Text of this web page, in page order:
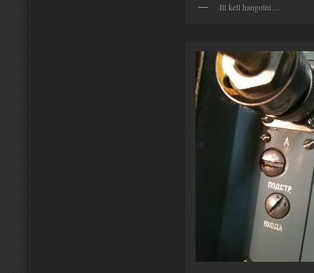
Itt kell hangolni…